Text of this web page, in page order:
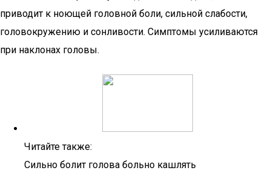
приводит к ноющей головной боли, сильной слабости,
головокружению и сонливости. Симптомы усиливаются
при наклонах головы.
Читайте также:
Сильно болит голова больно кашлять